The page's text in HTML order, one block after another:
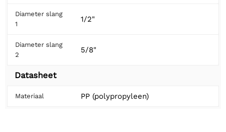
Diameter slang
1
1/2"
Diameter slang
2
5/8"
Datasheet
Materiaal PP (polypropyleen)